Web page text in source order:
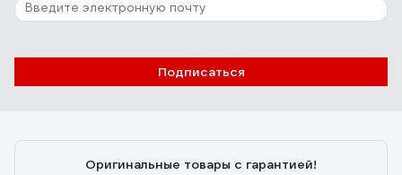
3 отзыва
SmartWatt AVR SERVO 20000SF
надежное решение. Рекомендую.
Подписаться
Оригинальные товары с гарантией!